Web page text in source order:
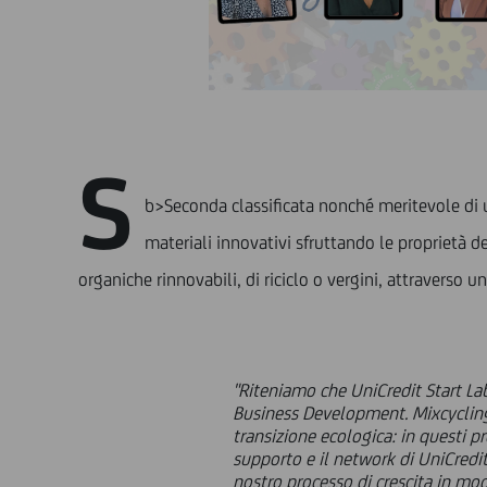
S
b>Seconda classificata nonché meritevole
materiali innovativi sfruttando le proprietà
organiche rinnovabili, di riciclo o vergini, attraverso
"Riteniamo che UniCredit Start
Business Development.
transizione ecologica: in questi
supporto e il network di
nostro processo di crescita in